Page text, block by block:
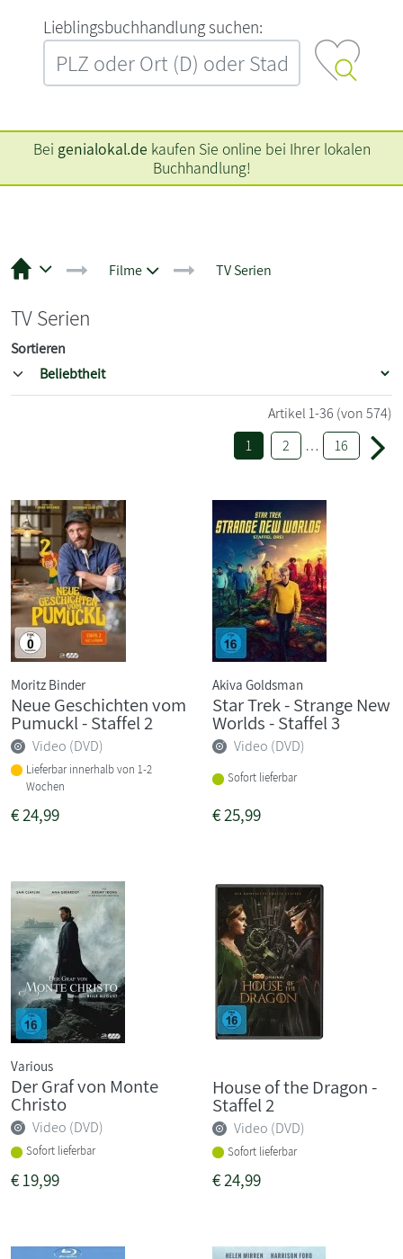
L‍i‍e‍b‍l‍i‍n‍g‍s‍b‍u‍c‍h‍h‍a‍n‍d‍l‍u‍n‍g‍ ‍s‍u‍c‍h‍e‍n‍:‍
Bei genialokal.de kaufen Sie online bei Ihrer lokalen
Buchhandlung!
Filme TV Serien
TV Serien
Sortieren
Artikel1-36 (von 574)
1
2 … 16
Moritz Binder
Neue Geschichten vom
Pumuckl - Staffel 2
Video (DVD)
Lieferbar innerhalb von 1-2
Wochen
€24,99
Akiva Goldsman
Star Trek - Strange New
Worlds - Staffel 3
Video (DVD)
Sofort lieferbar
€25,99
Various
Der Graf von Monte
Christo
Video (DVD)
Sofort lieferbar
€19,99
House of the Dragon -
Staffel 2
Video (DVD)
Sofort lieferbar
€24,99